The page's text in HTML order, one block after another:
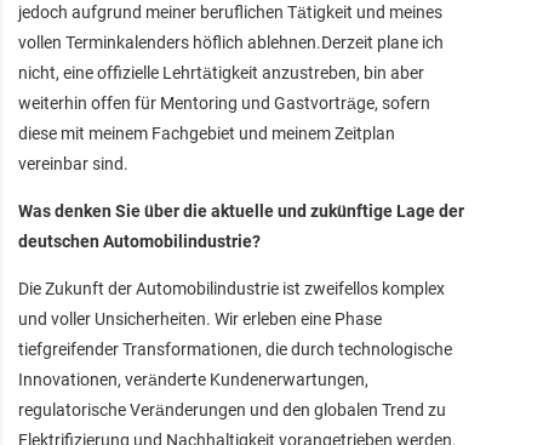
jedoch aufgrund meiner beruflichen Tätigkeit und meines
vollen Terminkalenders höflich ablehnen.Derzeit plane ich
nicht, eine offizielle Lehrtätigkeit anzustreben, bin aber
weiterhin offen für Mentoring und Gastvorträge, sofern
diese mit meinem Fachgebiet und meinem Zeitplan
vereinbar sind.
Was denken Sie über die aktuelle und zukünftige Lage der
deutschen Automobilindustrie?
Die Zukunft der Automobilindustrie ist zweifellos komplex
und voller Unsicherheiten. Wir erleben eine Phase
tiefgreifender Transformationen, die durch technologische
Innovationen, veränderte Kundenerwartungen,
regulatorische Veränderungen und den globalen Trend zu
Elektrifizierung und Nachhaltigkeit vorangetrieben werden.